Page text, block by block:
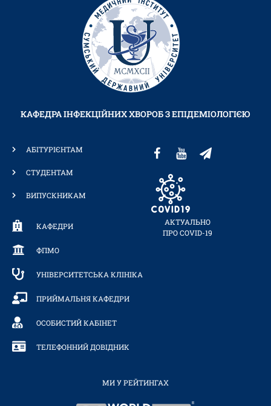
КАФЕДРА ІНФЕКЦІЙНИХ ХВОРОБ З ЕПІДЕМІОЛОГІЄЮ
АБІТУРІЄНТАМ
СТУДЕНТАМ
ВИПУСКНИКАМ
КАФЕДРИ
ФПМО
УНІВЕРСИТЕТСЬКА КЛІНІКА
ПРИЙМАЛЬНЯ КАФЕДРИ
ОСОБИСТИЙ КАБІНЕТ
ТЕЛЕФОННИЙ ДОВІДНИК
АКТУАЛЬНО
ПРО COVID-19
МИ У РЕЙТИНГАХ